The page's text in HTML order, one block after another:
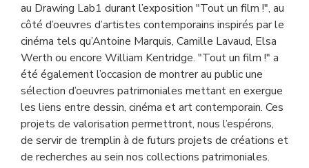
au Drawing Lab1 durant l’exposition "Tout un film !", au
côté d’oeuvres d’artistes contemporains inspirés par le
cinéma tels qu’Antoine Marquis, Camille Lavaud, Elsa
Werth ou encore William Kentridge. "Tout un film !" a
été également l’occasion de montrer au public une
sélection d’oeuvres patrimoniales mettant en exergue
les liens entre dessin, cinéma et art contemporain. Ces
projets de valorisation permettront, nous l’espérons,
de servir de tremplin à de futurs projets de créations et
de recherches au sein nos collections patrimoniales.